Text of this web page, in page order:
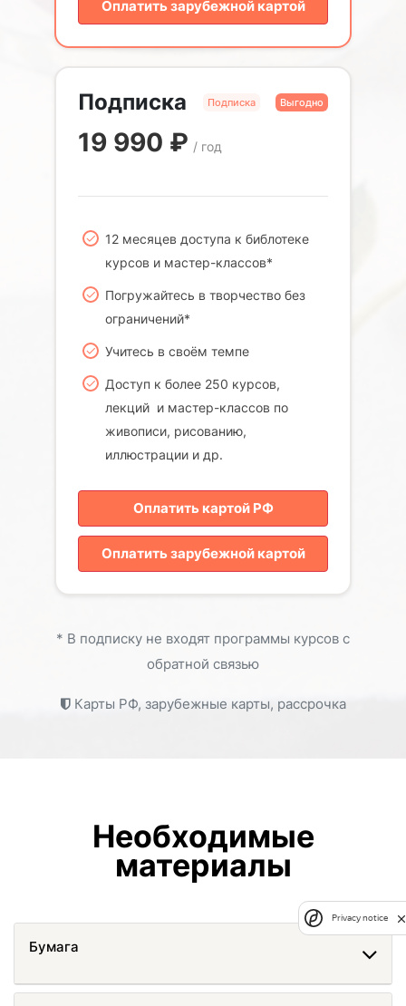
Оплатить зарубежной картой
Подписка Подписка Выгодно
19 990 ₽ / год
12 месяцев доступа к библотеке
курсов и мастер-классов*
Погружайтесь в творчество без
ограничений*
Учитесь в своём темпе
Доступ к более 250 курсов,
лекций и мастер-классов по
живописи, рисованию,
иллюстрации и др.
Оплатить картой РФ
Оплатить зарубежной картой
* В подписку не входят программы курсов с
обратной связью
Карты РФ, зарубежные карты, рассрочка
Необходимые
материалы
Бумага
Privacy notice